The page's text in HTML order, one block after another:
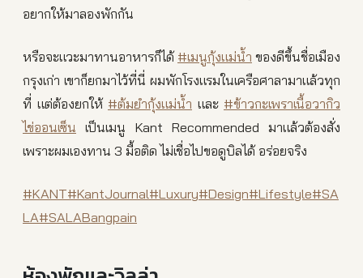
อยากให้มาลองพักกัน
หรือจะแวะมาทานอาหารก็ได้#เมนูกุ้งแม่น้ำ ของดีขึ้นชื่อเมือง
กรุงเก่า เขาก็ยกมาไว้ที่นี่ ผมพักโรงแรมในเครือศาลามาแล้วทุก
ที่ แต่ต้องยกให้ #ต้มยำกุ้งแม่น้ำ และ #ข้าวกะเพราเนื้อวากิว
ไข่ออนเซ็น เป็นเมนู Kant Recommended มาแล้วต้องสั่ง
เพราะผมเองทาน 3 มื้อติด ไม่เชื่อไปขอดูบิลได้ อร่อยจริง
#KANT#KantJournal#Luxury#Design#Lifestyle#SA
LA#SALABangpain